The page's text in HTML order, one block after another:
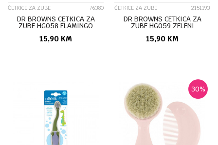
ČETKICE ZA ZUBE 76380
DR BROWNS CETKICA ZA
ZUBE HG058 FLAMINGO
15,90 KM
ČETKICE ZA ZUBE 2151193
DR BROWNS CETKICA ZA
ZUBE HG059 ZELENI
15,90 KM
30%